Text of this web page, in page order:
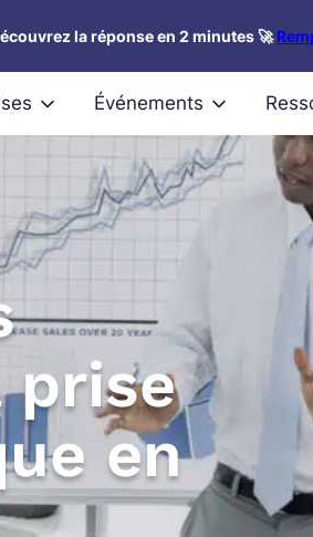
la réponse en 2 minutes 🚀
Événements
prise
en